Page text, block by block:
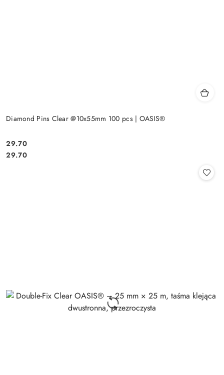
Diamond Pins Clear @10x55mm 100 pcs | OASIS®
Cena:
29.70
Cena:
29.70